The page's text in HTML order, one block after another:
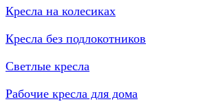
Кресла на колесиках
Кресла без подлокотников
Светлые кресла
Рабочие кресла для дома